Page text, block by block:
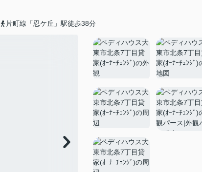
片町線「忍ケ丘」駅徒歩38分